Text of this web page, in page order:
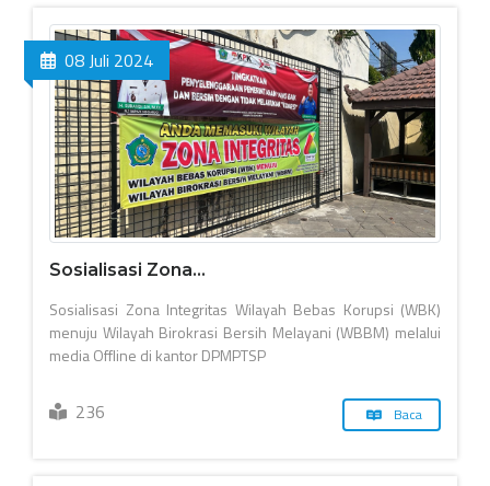
08 Juli 2024
Sosialisasi Zona...
Sosialisasi Zona Integritas Wilayah Bebas Korupsi (WBK)
menuju Wilayah Birokrasi Bersih Melayani (WBBM) melalui
media Offline di kantor DPMPTSP
236 Baca